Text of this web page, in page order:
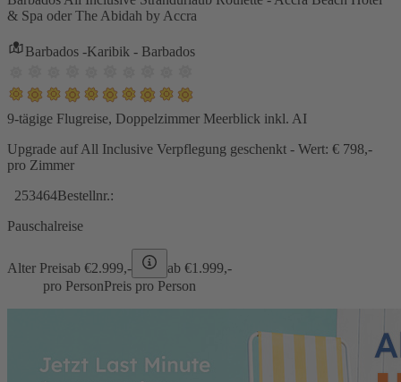
& Spa oder The Abidah by Accra
Barbados -Karibik - Barbados
9-tägige Flugreise, Doppelzimmer Meerblick inkl. AI
Upgrade auf All Inclusive Verpflegung geschenkt - Wert: € 798,-
pro Zimmer
253464Bestellnr.:
Pauschalreise
Alter Preisab €2.999,- ab €1.999,-
pro PersonPreis pro Person